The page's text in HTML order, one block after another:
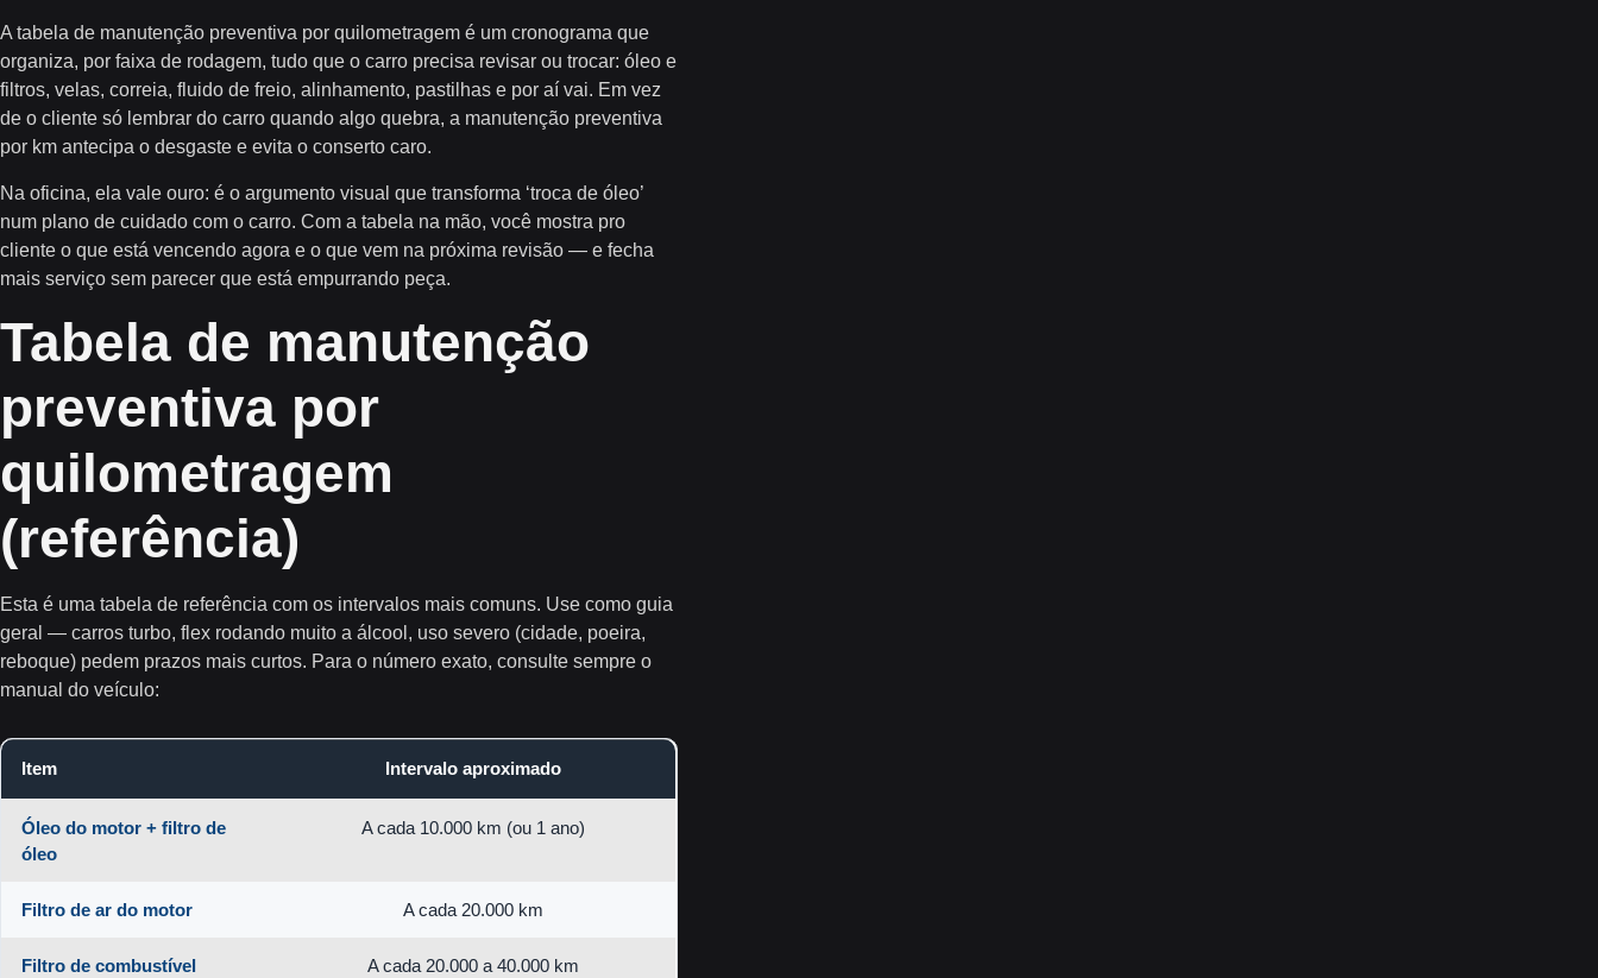
A tabela de manutenção preventiva por quilometragem é um cronograma que
organiza, por faixa de rodagem, tudo que o carro precisa revisar ou trocar: óleo e
filtros, velas, correia, fluido de freio, alinhamento, pastilhas e por aí vai. Em vez
de o cliente só lembrar do carro quando algo quebra, a manutenção preventiva
por km antecipa o desgaste e evita o conserto caro.
Na oficina, ela vale ouro: é o argumento visual que transforma ‘troca de óleo’
num plano de cuidado com o carro. Com a tabela na mão, você mostra pro
cliente o que está vencendo agora e o que vem na próxima revisão — e fecha
mais serviço sem parecer que está empurrando peça.
Tabela de manutenção
preventiva por
quilometragem
(referência)
Esta é uma tabela de referência com os intervalos mais comuns. Use como guia
geral — carros turbo, flex rodando muito a álcool, uso severo (cidade, poeira,
reboque) pedem prazos mais curtos. Para o número exato, consulte sempre o
manual do veículo:
Item Intervalo aproximado
Óleo do motor + filtro de
óleo
A cada 10.000 km (ou 1 ano)
Filtro de ar do motor A cada 20.000 km
Filtro de combustível A cada 20.000 a 40.000 km